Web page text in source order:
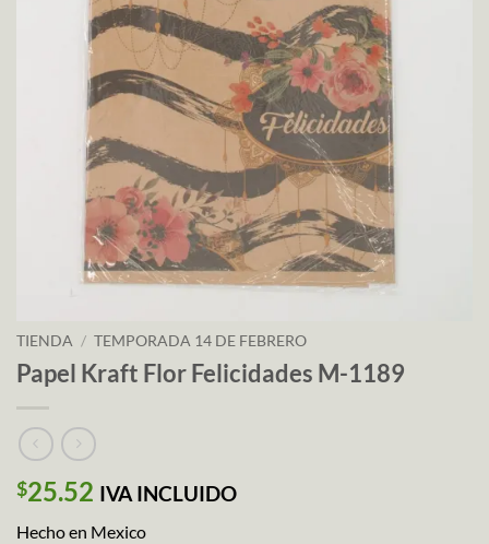
TIENDA / TEMPORADA 14 DE FEBRERO
Papel Kraft Flor Felicidades M-1189
$25.52 IVA INCLUIDO
Hecho en Mexico